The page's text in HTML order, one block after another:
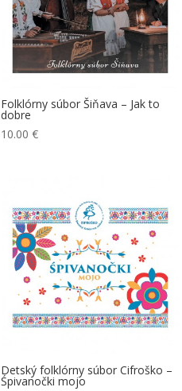
Folklórny súbor Šiňava – Jak to
dobre
10.00€
Detský folklórny súbor Cifroško –
Śpivanočki mojo